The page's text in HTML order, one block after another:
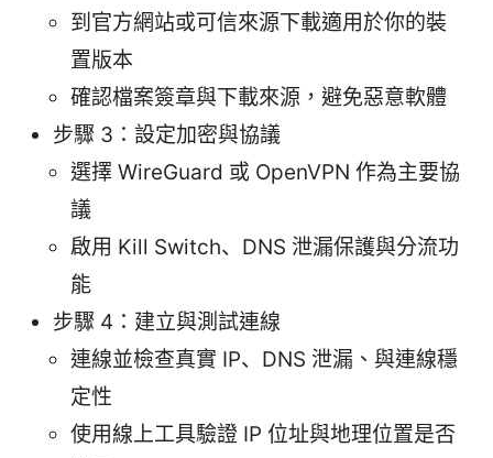
到官方網站或可信來源下載適用於你的裝
置版本
確認檔案簽章與下載來源，避免惡意軟體
步驟 3：設定加密與協議
選擇 WireGuard 或 OpenVPN 作為主要協
議
啟用 Kill Switch、DNS 泄漏保護與分流功
能
步驟 4：建立與測試連線
連線並檢查真實 IP、DNS 泄漏、與連線穩
定性
使用線上工具驗證 IP 位址與地理位置是否